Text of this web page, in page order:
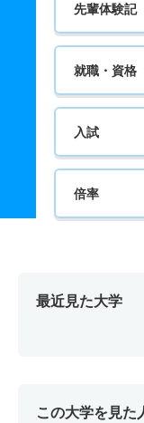
先輩体験記
就職・資格
入試
倍率
最近見た大学
この大学を見た